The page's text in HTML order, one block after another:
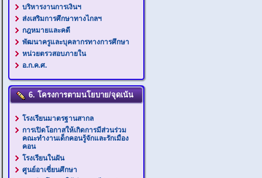
บริหารงานการเงินฯ
ส่งเสริมการศึกษาทางไกลฯ
กฎหมายและคดี
พัฒนาครูและบุคลากรทางการศึกษา
หน่วยตรวสอบภายใน
อ.ก.ค.ศ.
6. โครงการตามนโยบาย/จุดเน้น
โรงเรียนมาตรฐานสากล
การเปิดโอกาสให้เกิดการมีส่วนร่วม
คณะทำงานเด็กคอนรู้จักและรักเมือง
คอน
โรงเรียนในฝัน
ศูนย์อาเซี่ยนศึกษา